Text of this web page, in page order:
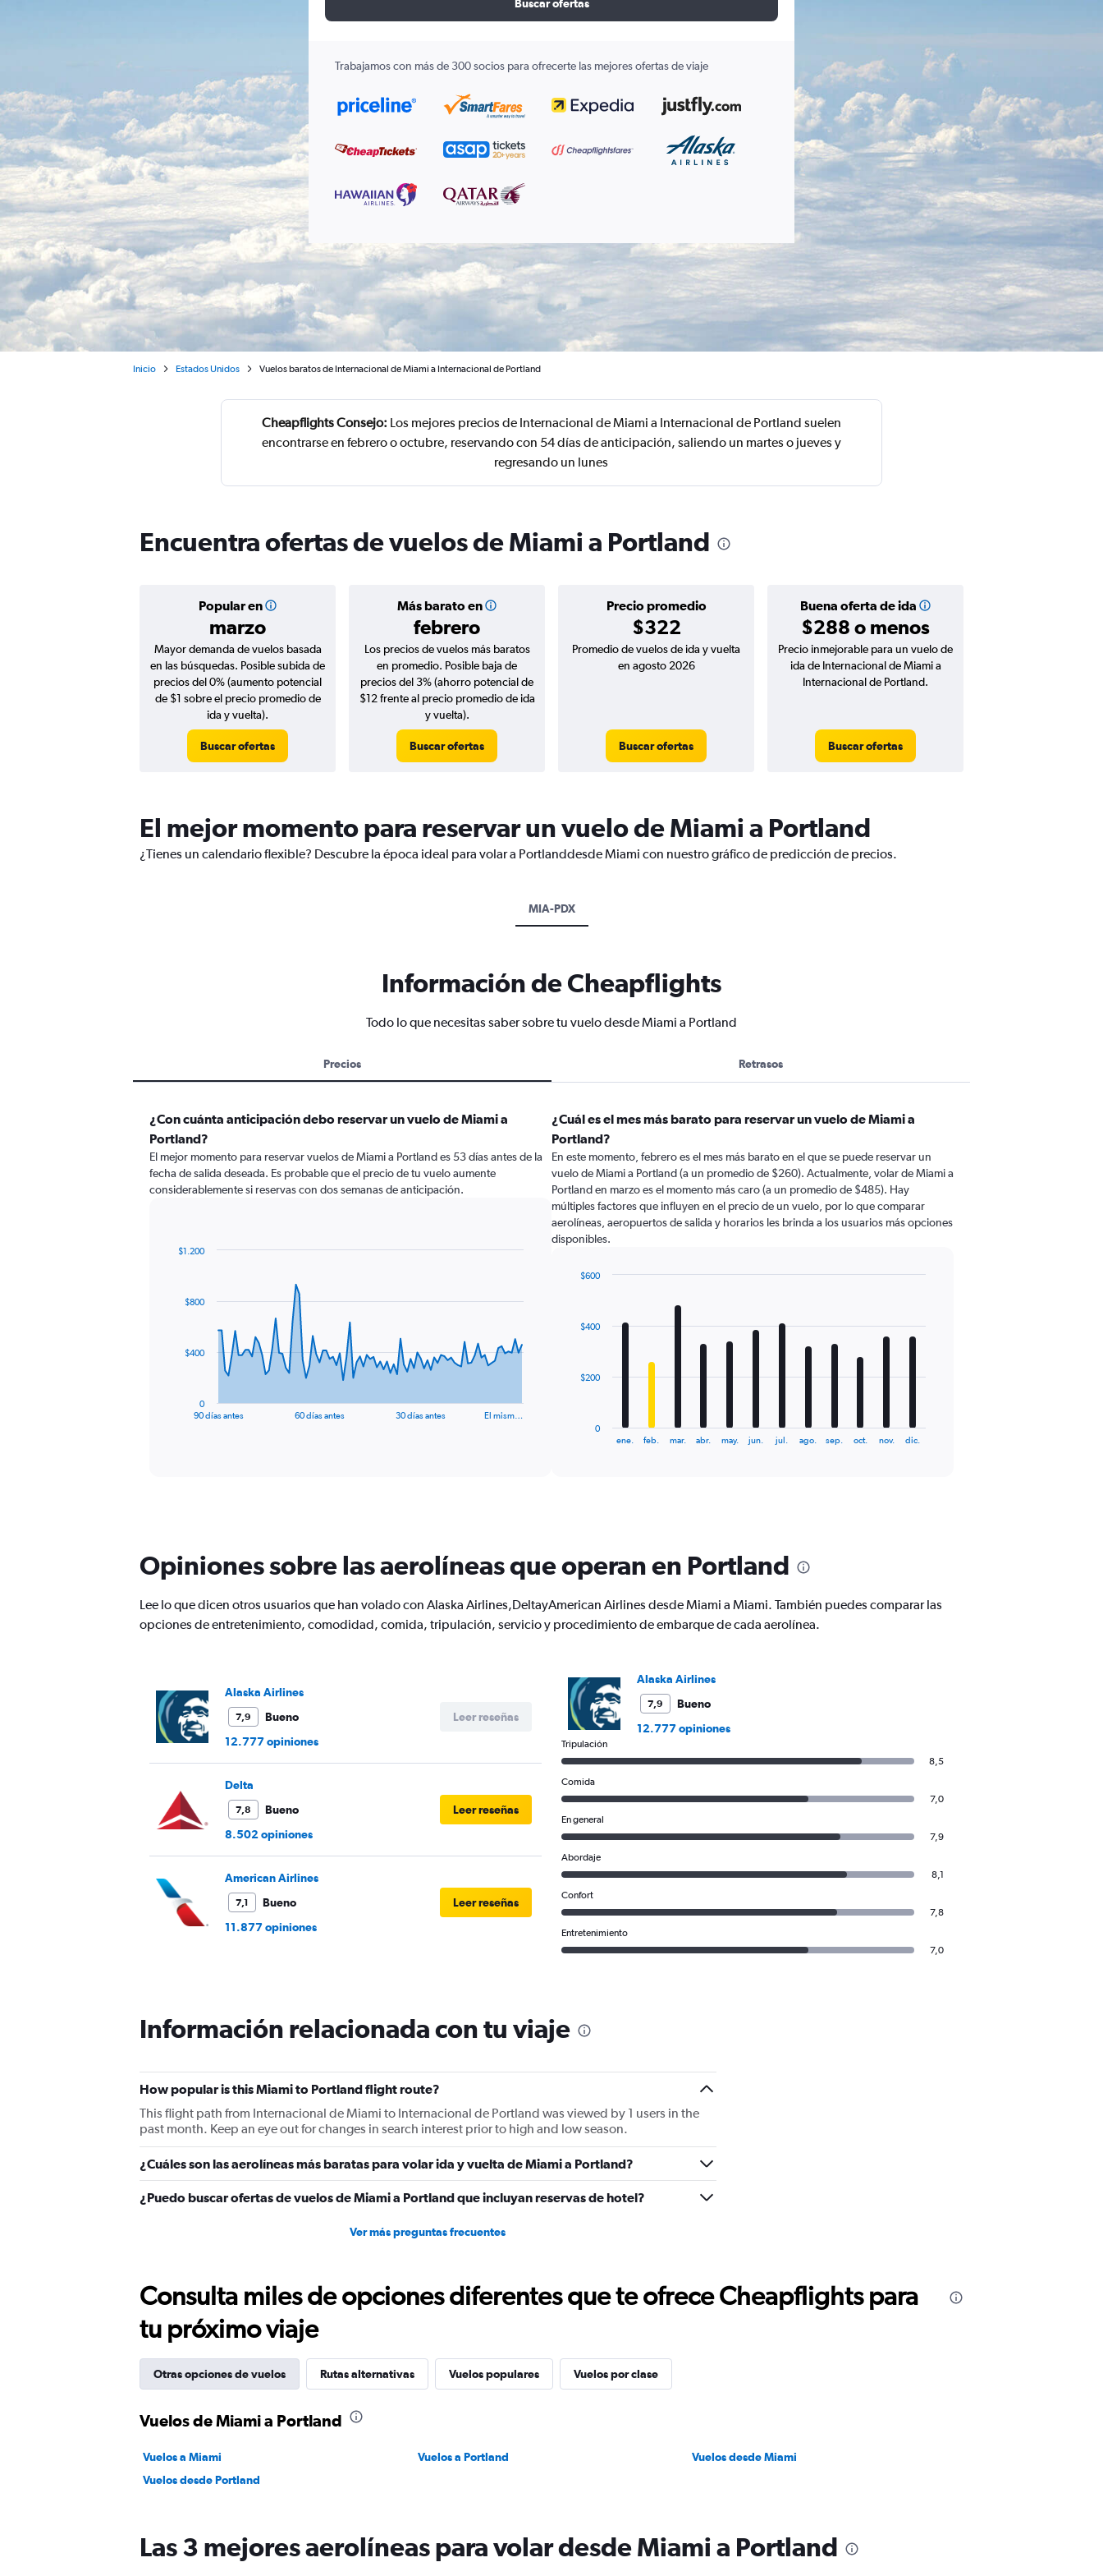
Buscar ofertas
Trabajamos con más de 300 socios para ofrecerte las mejores ofertas de viaje
Inicio Estados Unidos Vuelos baratos de Internacional de Miami a Internacional de Portland
Cheapflights Consejo: Los mejores precios de Internacional de Miami a Internacional de Portland suelen
encontrarse en febrero o octubre, reservando con 54 días de anticipación, saliendo un martes o jueves y
regresando un lunes
Encuentra ofertas de vuelos de Miami a Portland
Popular en
marzo
Más barato en
febrero
Precio promedio
$322
Buena oferta de ida
$288 o menos
Mayor demanda de vuelos basada
en las búsquedas. Posible subida de
precios del 0% (aumento potencial
de $1 sobre el precio promedio de
ida y vuelta).
Buscar ofertas
Los precios de vuelos más baratos
en promedio. Posible baja de
precios del 3% (ahorro potencial de
$12 frente al precio promedio de ida
y vuelta).
Buscar ofertas
Promedio de vuelos de ida y vuelta
en agosto 2026
Buscar ofertas
Precio inmejorable para un vuelo de
ida de Internacional de Miami a
Internacional de Portland.
Buscar ofertas
El mejor momento para reservar un vuelo de Miami a Portland
¿Tienes un calendario flexible? Descubre la época ideal para volar a Portlanddesde Miami con nuestro gráfico de predicción de precios.
MIA-PDX
Información de Cheapflights
Todo lo que necesitas saber sobre tu vuelo desde Miami a Portland
Precios Retrasos
¿Con cuánta anticipación debo reservar un vuelo de Miami a
Portland?
El mejor momento para reservar vuelos de Miami a Portland es 53 días antes de la
fecha de salida deseada. Es probable que el precio de tu vuelo aumente
considerablemente si reservas con dos semanas de anticipación.
data
The
has
1
axis
displaying
values.
1200.
90 días antes 60 días antes 30 días antes El mism…
0
$400
$800
$1.200
¿Cuál es el mes más barato para reservar un vuelo de Miami a
Portland?
En este momento, febrero es el mes más barato en el que se puede reservar un
vuelo de Miami a Portland (a un promedio de $260). Actualmente, volar de Miami a
Portland en marzo es el momento más caro (a un promedio de $485). Hay
múltiples factores que influyen en el precio de un vuelo, por lo que comparar
aerolíneas, aeropuertos de salida y horarios les brinda a los usuarios más opciones
disponibles.
12
The
chart
has
Y
axis
0
to
600.
ene. feb. mar. abr. may. jun. jul. ago. sep. oct. nov. dic.
0
$200
$400
$600
Opiniones sobre las aerolíneas que operan en Portland
Lee lo que dicen otros usuarios que han volado con Alaska Airlines,DeltayAmerican Airlines desde Miami a Miami. También puedes comparar las
opciones de entretenimiento, comodidad, comida, tripulación, servicio y procedimiento de embarque de cada aerolínea.
Alaska Airlines
7,9
Bueno
12.777 opiniones
Leer reseñas
Delta
7,8
Bueno
8.502 opiniones
Leer reseñas
American Airlines
7,1
Bueno
11.877 opiniones
Leer reseñas
Alaska Airlines
7,9
Bueno
12.777 opiniones
Tripulación
8,5
Comida
7,0
En general
7,9
Abordaje
8,1
Confort
7,8
Entretenimiento
7,0
Información relacionada con tu viaje
How popular is this Miami to Portland flight route?
This flight path from Internacional de Miami to Internacional de Portland was viewed by 1 users in the
past month. Keep an eye out for changes in search interest prior to high and low season.
¿Cuáles son las aerolíneas más baratas para volar ida y vuelta de Miami a Portland?
¿Puedo buscar ofertas de vuelos de Miami a Portland que incluyan reservas de hotel?
Ver más preguntas frecuentes
Consulta miles de opciones diferentes que te ofrece Cheapflights para
tu próximo viaje
Otras opciones de vuelos Rutas alternativas Vuelos populares Vuelos por clase
Vuelos de Miami a Portland
Vuelos a Miami Vuelos a Portland
Vuelos desde Miami
Vuelos desde Portland
Las 3 mejores aerolíneas para volar desde Miami a Portland